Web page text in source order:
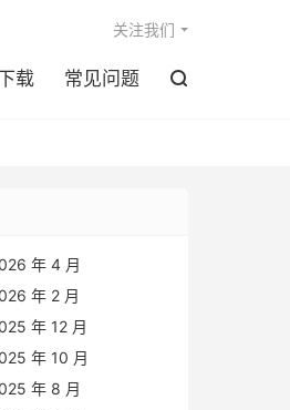
载 常见问题 
关注我们
年 4 月
年 2 月
年 12 月
年 10 月
年 8 月